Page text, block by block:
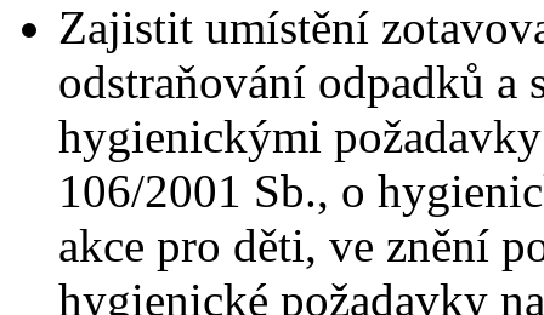
Zajistit umístění
odstraňování odpadků a
hygienickými
106/2001 Sb., o
akce pro děti, ve znění
hygienické požadavky